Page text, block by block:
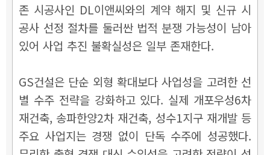
존 시공사인 DL이앤씨와의 계약 해지 및 신규 시
공사 선정 절차를 둘러싼 법적 분쟁 가능성이 남아
있어 사업 추진 불확실성은 일부 존재한다.
GS건설은 단순 외형 확대보다 사업성을 고려한 선
별 수주 전략을 강화하고 있다. 실제 개포우성6차
재건축, 송파한양2차 재건축, 성수1지구 재개발 등
주요 사업지는 경쟁 없이 단독 수주에 성공했다.